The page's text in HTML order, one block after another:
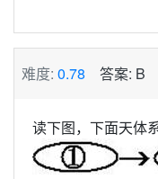
难度: 0.78 答案: B
读下图，下面天